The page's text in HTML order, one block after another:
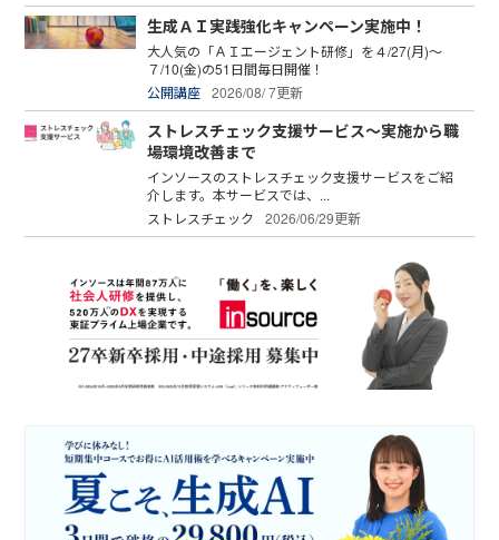
生成ＡＩ実践強化キャンペーン実施中！
大人気の「ＡＩエージェント研修」を４/27(月)～
７/10(金)の51日間毎日開催！
公開講座 2026/08/ 7更新
ストレスチェック支援サービス～実施から職
場環境改善まで
インソースのストレスチェック支援サービスをご紹
介します。本サービスでは、...
ストレスチェック
2026/06/29更新